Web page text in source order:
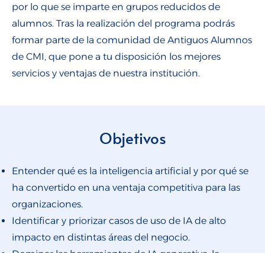
por lo que se imparte en grupos reducidos de
alumnos. Tras la realización del programa podrás
formar parte de la comunidad de Antiguos Alumnos
de CMI, que pone a tu disposición los mejores
servicios y ventajas de nuestra institución.
Objetivos
Entender qué es la inteligencia artificial y por qué se
ha convertido en una ventaja competitiva para las
organizaciones.
Identificar y priorizar casos de uso de IA de alto
impacto en distintas áreas del negocio.